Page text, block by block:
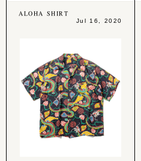
ALOHA SHIRT
Jul 16, 2020